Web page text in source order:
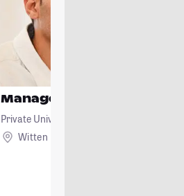
Management
Private Universität Witten/Herdecke
Witten